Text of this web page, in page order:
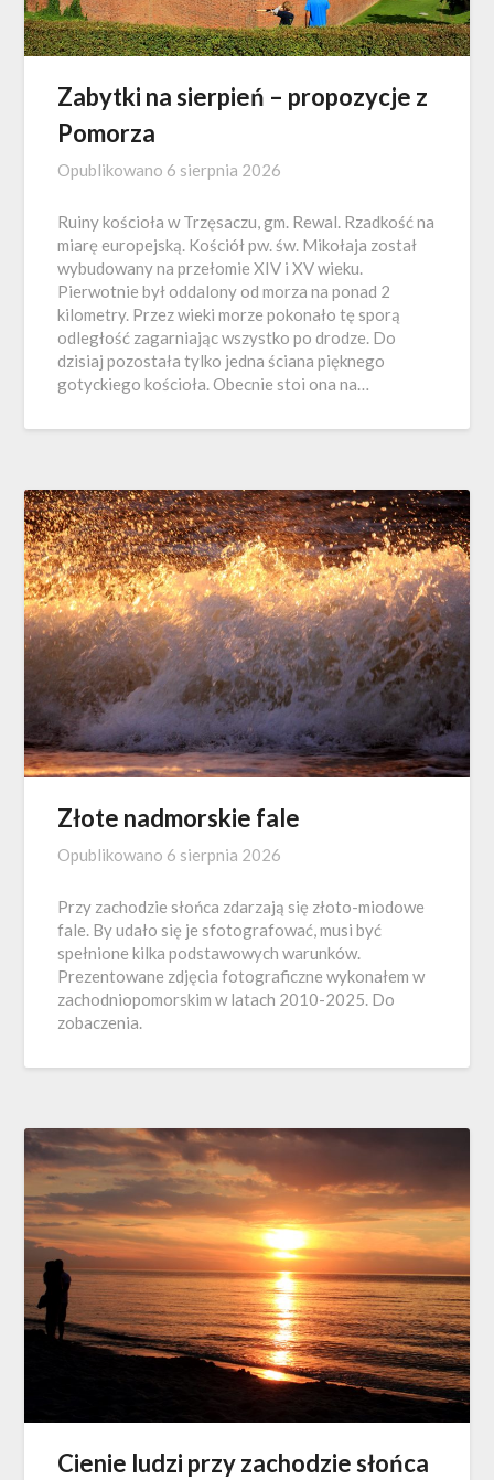
Zabytki na sierpień – propozycje z
Pomorza
Opublikowano 6 sierpnia 2026
Ruiny kościoła w Trzęsaczu, gm. Rewal. Rzadkość na
miarę europejską. Kościół pw. św. Mikołaja został
wybudowany na przełomie XIV i XV wieku.
Pierwotnie był oddalony od morza na ponad 2
kilometry. Przez wieki morze pokonało tę sporą
odległość zagarniając wszystko po drodze. Do
dzisiaj pozostała tylko jedna ściana pięknego
gotyckiego kościoła. Obecnie stoi ona na…
Złote nadmorskie fale
Opublikowano 6 sierpnia 2026
Przy zachodzie słońca zdarzają się złoto-miodowe
fale. By udało się je sfotografować, musi być
spełnione kilka podstawowych warunków.
Prezentowane zdjęcia fotograficzne wykonałem w
zachodniopomorskim w latach 2010-2025. Do
zobaczenia.
Cienie ludzi przy zachodzie słońca